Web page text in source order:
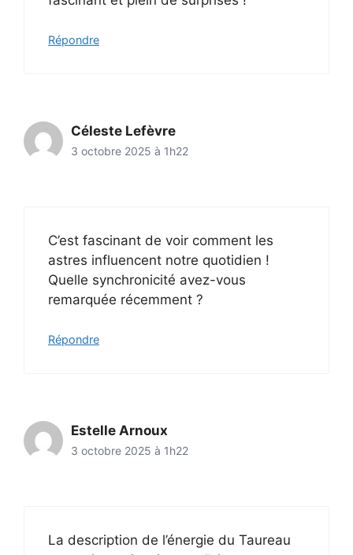
Répondre
Céleste Lefèvre
3 octobre 2025 à 1h22
C’est fascinant de voir comment les
astres influencent notre quotidien !
Quelle synchronicité avez-vous
remarquée récemment ?
Répondre
Estelle Arnoux
3 octobre 2025 à 1h22
La description de l’énergie du Taureau